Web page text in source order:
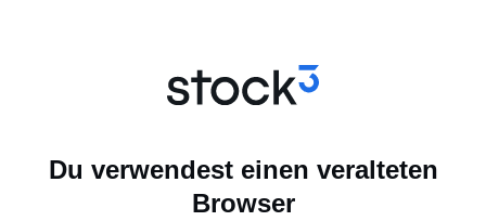
Du verwendest einen veralteten
Browser